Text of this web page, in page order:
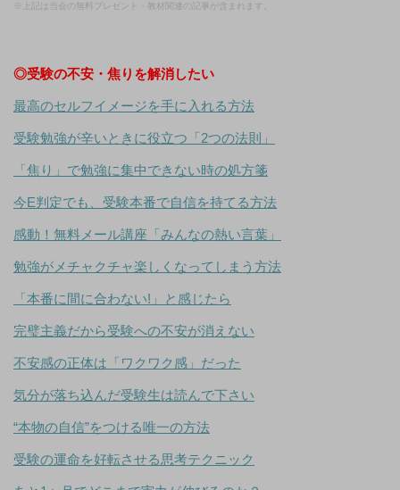
※上記は当会の無料プレゼント・教材関連の記事が含まれます。
◎受験の不安・焦りを解消したい
最高のセルフイメージを手に入れる方法
受験勉強が辛いときに役立つ「2つの法則」
「焦り」で勉強に集中できない時の処方箋
今E判定でも、受験本番で自信を持てる方法
感動！無料メール講座「みんなの熱い言葉」
勉強がメチャクチャ楽しくなってしまう方法
「本番に間に合わない!」と感じたら
完璧主義だから受験への不安が消えない
不安感の正体は「ワクワク感」だった
気分が落ち込んだ受験生は読んで下さい
“本物の自信”をつける唯一の方法
受験の運命を好転させる思考テクニック